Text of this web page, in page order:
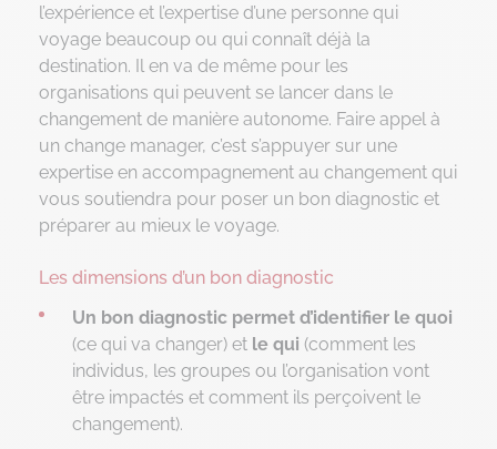
l’expérience et l’expertise d’une personne qui
voyage beaucoup ou qui connaît déjà la
destination. Il en va de même pour les
organisations qui peuvent se lancer dans le
changement de manière autonome. Faire appel à
un change manager, c’est s’appuyer sur une
expertise en accompagnement au changement qui
vous soutiendra pour poser un bon diagnostic et
préparer au mieux le voyage.
Les dimensions d’un bon diagnostic
Un bon diagnostic permet d’identifier le quoi
(ce qui va changer) et le qui (comment les
individus, les groupes ou l’organisation vont
être impactés et comment ils perçoivent le
changement).